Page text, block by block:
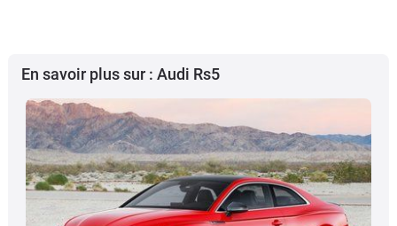
En savoir plus sur : Audi Rs5